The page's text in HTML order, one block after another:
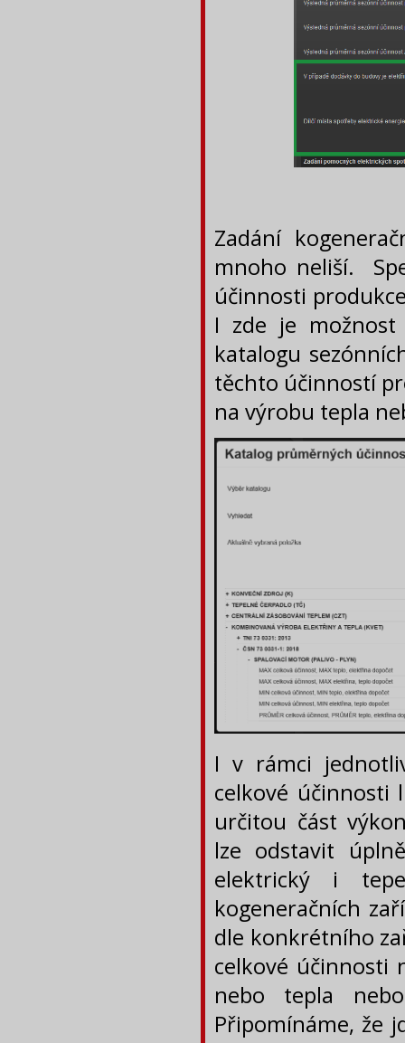
Zadání
mnoho neliší.
účinnosti
I zde je možnost
katalogu
těchto účinností
na výrobu tepla
I v rámci
celkové účinnosti
určitou část
lze odstavit
elektrický i
kogeneračních
dle konkrétního
celkové účinnosti
nebo tepla
Připomínáme, že